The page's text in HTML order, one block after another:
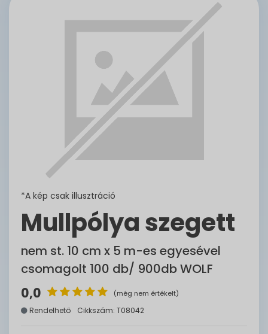
*A kép csak illusztráció
Mullpólya szegett
nem st. 10 cm x 5 m-es egyesével
csomagolt 100 db/ 900db WOLF
0,0 (még nem értékelt)
Rendelhető Cikkszám: T08042